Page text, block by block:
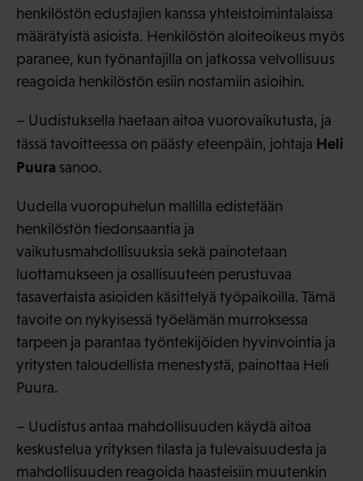
henkilöstön edustajien kanssa yhteistoimintalaissa
määrätyistä asioista. Henkilöstön aloiteoikeus myös
paranee, kun työnantajilla on jatkossa velvollisuus
reagoida henkilöstön esiin nostamiin asioihin.
– Uudistuksella haetaan aitoa vuorovaikutusta, ja
tässä tavoitteessa on päästy eteenpäin, johtaja Heli
Puura sanoo.
Uudella vuoropuhelun mallilla edistetään
henkilöstön tiedonsaantia ja
vaikutusmahdollisuuksia sekä painotetaan
luottamukseen ja osallisuuteen perustuvaa
tasavertaista asioiden käsittelyä työpaikoilla. Tämä
tavoite on nykyisessä työelämän murroksessa
tarpeen ja parantaa työntekijöiden hyvinvointia ja
yritysten taloudellista menestystä, painottaa Heli
Puura.
– Uudistus antaa mahdollisuuden käydä aitoa
keskustelua yrityksen tilasta ja tulevaisuudesta ja
mahdollisuuden reagoida haasteisiin muutenkin